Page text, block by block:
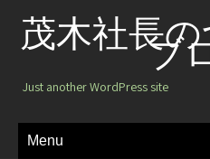
茂木社長の
ブ
Just another WordPress site
Menu